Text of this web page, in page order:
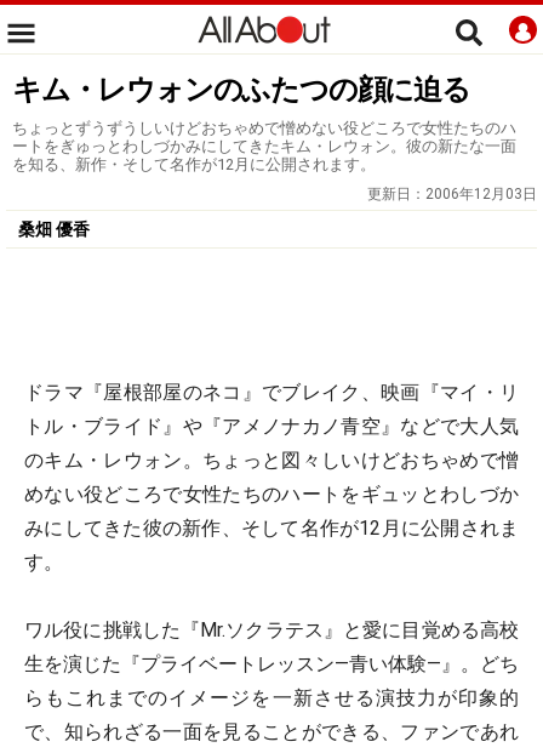
キム・レウォンのふたつの顔に迫る
ちょっとずうずうしいけどおちゃめで憎めない役どころで女性たちのハ
ートをぎゅっとわしづかみにしてきたキム・レウォン。彼の新たな一面
を知る、新作・そして名作が12月に公開されます。
更新日： 2006年12月03日
桑畑 優香
ドラマ『屋根部屋のネコ』でブレイク、映画『マイ・リ
トル・ブライド』や『アメノナカノ青空』などで大人気
のキム・レウォン。ちょっと図々しいけどおちゃめで憎
めない役どころで女性たちのハートをギュッとわしづか
みにしてきた彼の新作、そして名作が12月に公開されま
す。
ワル役に挑戦した『Mr.ソクラテス』と愛に目覚める高校
生を演じた『プライベートレッスン―青い体験―』。どち
らもこれまでのイメージを一新させる演技力が印象的
で、知られざる一面を見ることができる、ファンであれ